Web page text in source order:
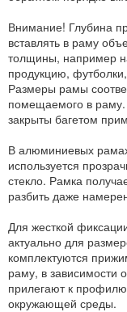
Внимание! Глубина
вставлять в раму
толщины, например
продукцию,
Размеры рамы
помещаемого в раму.
закрыты багетом
В алюминиевых
используется
стекло. Рамка
разбить даже
Для жесткой
актуально для
комплектуются
раму, в зависимости
прилегают к
окружающей среды.